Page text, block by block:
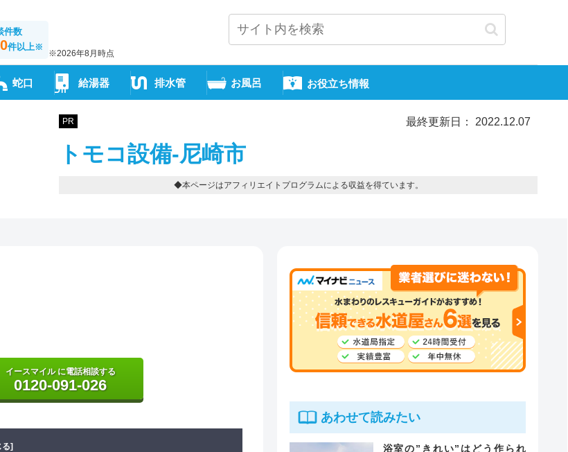
件数
件以上※
※2026年8月時点
蛇口 給湯器 排水管 お風呂 お役立ち情報
PR 最終更新日： 2022.12.07
トモコ設備-尼崎市
◆本ページはアフィリエイトプログラムによる収益を得ています。
イースマイル に電話相談する
0120-091-026
る]
あわせて読みたい
浴室の”きれい”はどう作られ